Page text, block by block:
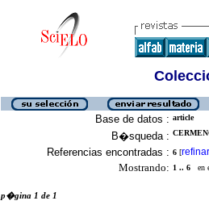
Base de datos : article
B�squeda :
Referencias encontradas : 6 [refinar
Mostrando: 1 .. 6 en
p�gina 1 de 1